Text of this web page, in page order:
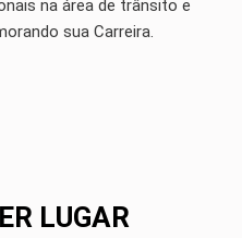
na área de trânsito e
sua Carreira.
LUGAR